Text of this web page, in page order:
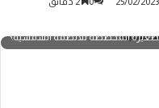
المخصصة للأنظمة الشمسية؟